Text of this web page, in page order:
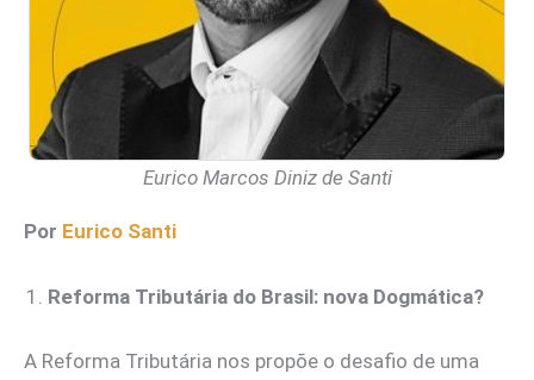
Eurico Marcos Diniz de Santi
Por Eurico Santi
Reforma Tributária do Brasil: nova Dogmática?
A Reforma Tributária nos propõe o desafio de uma